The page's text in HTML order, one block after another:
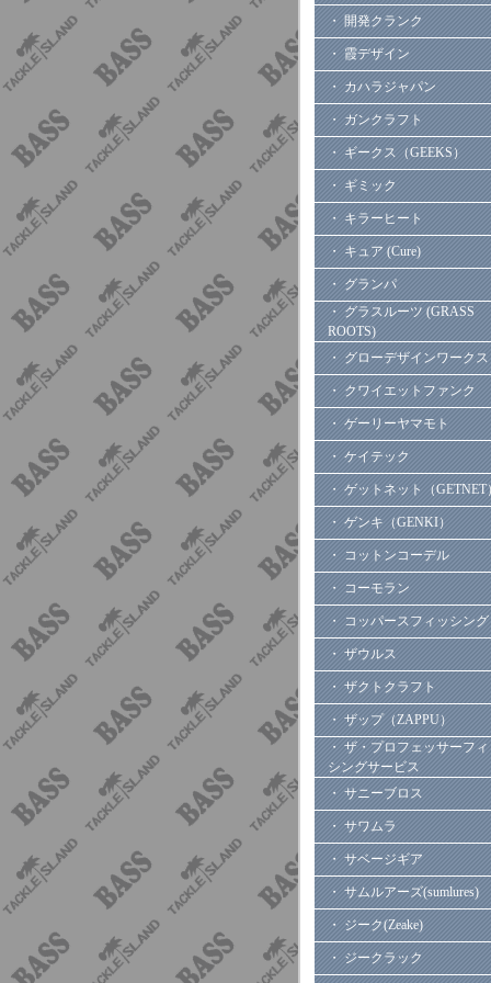
・ 開発クランク
・ 霞デザイン
・ カハラジャパン
・ ガンクラフト
・ ギークス（GEEKS）
・ ギミック
・ キラーヒート
・ キュア (Cure)
・ グランパ
・ グラスルーツ (GRASS
ROOTS)
・ グローデザインワークス
・ クワイエットファンク
・ ゲーリーヤマモト
・ ケイテック
・ ゲットネット（GETNET
・ ゲンキ（GENKI）
・ コットンコーデル
・ コーモラン
・ コッパースフィッシング
・ ザウルス
・ ザクトクラフト
・ ザップ（ZAPPU）
・ ザ・プロフェッサーフ
シングサービス
・ サニーブロス
・ サワムラ
・ サベージギア
・ サムルアーズ(sumlures)
・ ジーク(Zeake)
・ ジークラック